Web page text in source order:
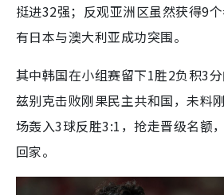
挺进32强；反观亚洲区虽然获得9
有日本与澳大利亚成功突围。
其中韩国在小组赛留下1胜2负积3
兹别克击败刚果民主共和国，未料
场轰入3球反胜3:1，抢走晋级名额
回家。